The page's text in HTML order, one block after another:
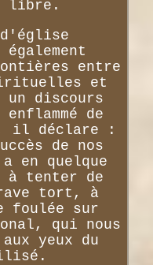
libre.
d'église
entre
et
discours
de
il déclare :
de nos
en quelque
à tenter de
tort, à
foulée sur
qui nous
yeux du